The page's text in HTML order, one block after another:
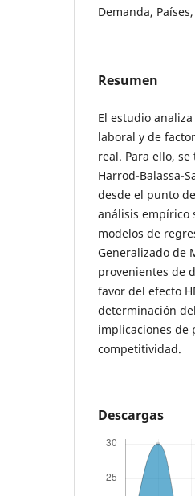
Demanda,
Resumen
El estudio
laboral y de
real. Para ello,
Harrod-Balassa-
desde el punto
análisis empírico
modelos de
Generalizado de
provenientes de
favor del efecto
determinación
implicaciones de
competitividad.
Descargas